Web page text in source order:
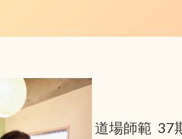
道場師範 37